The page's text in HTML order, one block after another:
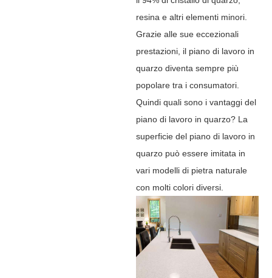
resina e altri elementi minori.
Grazie alle sue eccezionali
prestazioni, il piano di lavoro in
quarzo diventa sempre più
popolare tra i consumatori.
Quindi quali sono i vantaggi del
piano di lavoro in quarzo? La
superficie del piano di lavoro in
quarzo può essere imitata in
vari modelli di pietra naturale
con molti colori diversi.